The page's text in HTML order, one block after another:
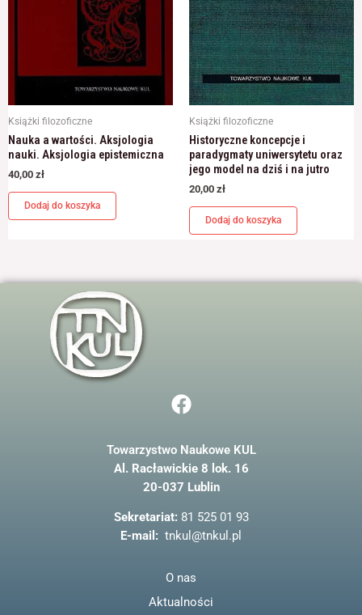
Książki filozoficzne
Nauka a wartości. Aksjologia
nauki. Aksjologia epistemiczna
40,00 zł
Dodaj do koszyka
Książki filozoficzne
Historyczne koncepcje i
paradygmaty uniwersytetu oraz
jego model na dziś i na jutro
20,00 zł
Dodaj do koszyka
F
a
e
b
o
o
k
Towarzystwo Naukowe KUL
Al. Racławickie 8 lok. 16
20-037 Lublin
Sekretariat: 81 525 01 93
E-mail: tnkul@tnkul.pl
O nas
Aktualności